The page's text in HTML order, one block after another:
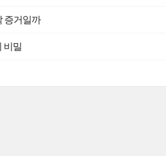
증거일까
비밀